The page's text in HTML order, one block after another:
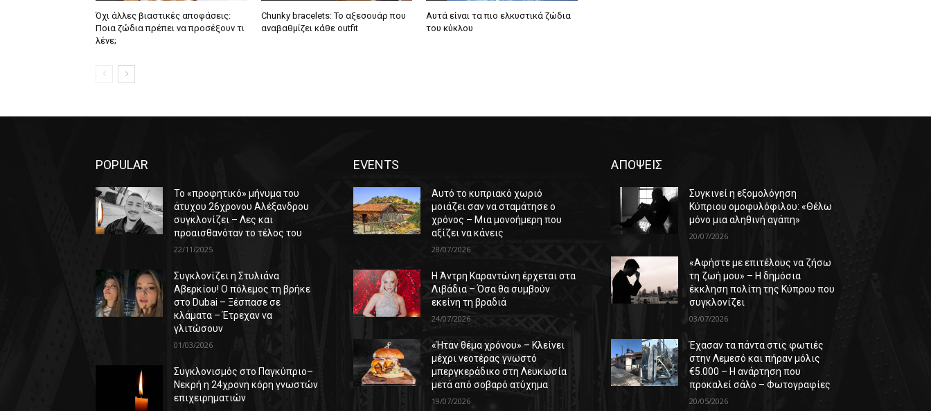
Όχι άλλες βιαστικές αποφάσεις:
Ποια ζώδια πρέπει να προσέξουν τι
λένε;
Chunky bracelets: Το αξεσουάρ που
αναβαθμίζει κάθε outfit
Αυτά είναι τα πιο ελκυστικά ζώδια
του κύκλου
POPULAR
Το «προφητικό» μήνυμα του
άτυχου 26χρονου Αλέξανδρου
συγκλονίζει – Λες και
προαισθανόταν το τέλος του
22/11/2025
Συγκλονίζει η Στυλιάνα
Αβερκίου! Ο πόλεμος τη βρήκε
στο Dubai – Ξέσπασε σε
κλάματα – Έτρεχαν να
γλιτώσουν
01/03/2026
Συγκλονισμός στο Παγκύπριο–
Νεκρή η 24χρονη κόρη γνωστών
επιχειρηματιών
EVENTS
Αυτό το κυπριακό χωριό
μοιάζει σαν να σταμάτησε ο
χρόνος – Μια μονοήμερη που
αξίζει να κάνεις
28/07/2026
Η Άντρη Καραντώνη έρχεται στα
Λιβάδια – Όσα θα συμβούν
εκείνη τη βραδιά
24/07/2026
«Ήταν θέμα χρόνου» – Κλείνει
μέχρι νεοτέρας γνωστό
μπεργκεράδικο στη Λευκωσία
μετά από σοβαρό ατύχημα
19/07/2026
ΑΠΟΨΕΙΣ
Συγκινεί η εξομολόγηση
Κύπριου ομοφυλόφιλου: «Θέλω
μόνο μια αληθινή αγάπη»
20/07/2026
«Αφήστε με επιτέλους να ζήσω
τη ζωή μου» – Η δημόσια
έκκληση πολίτη της Κύπρου που
συγκλονίζει
03/07/2026
Έχασαν τα πάντα στις φωτιές
στην Λεμεσό και πήραν μόλις
€5.000 – Η ανάρτηση που
προκαλεί σάλο – Φωτογραφίες
20/05/2026